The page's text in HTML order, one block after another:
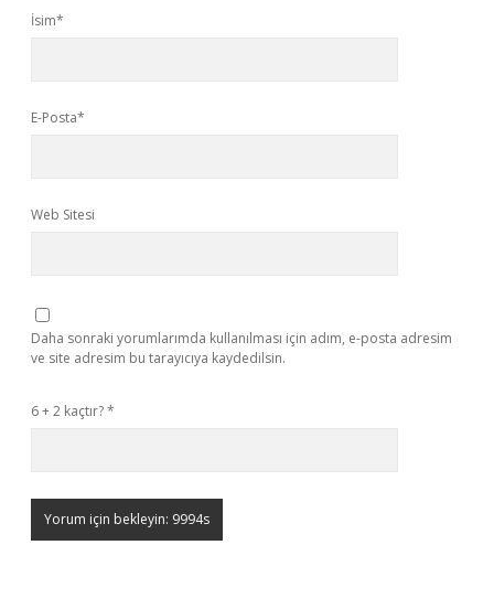
İsim*
E-Posta*
Web Sitesi
Daha sonraki yorumlarımda kullanılması için adım, e-posta adresim
ve site adresim bu tarayıcıya kaydedilsin.
6 + 2 kaçtır?*